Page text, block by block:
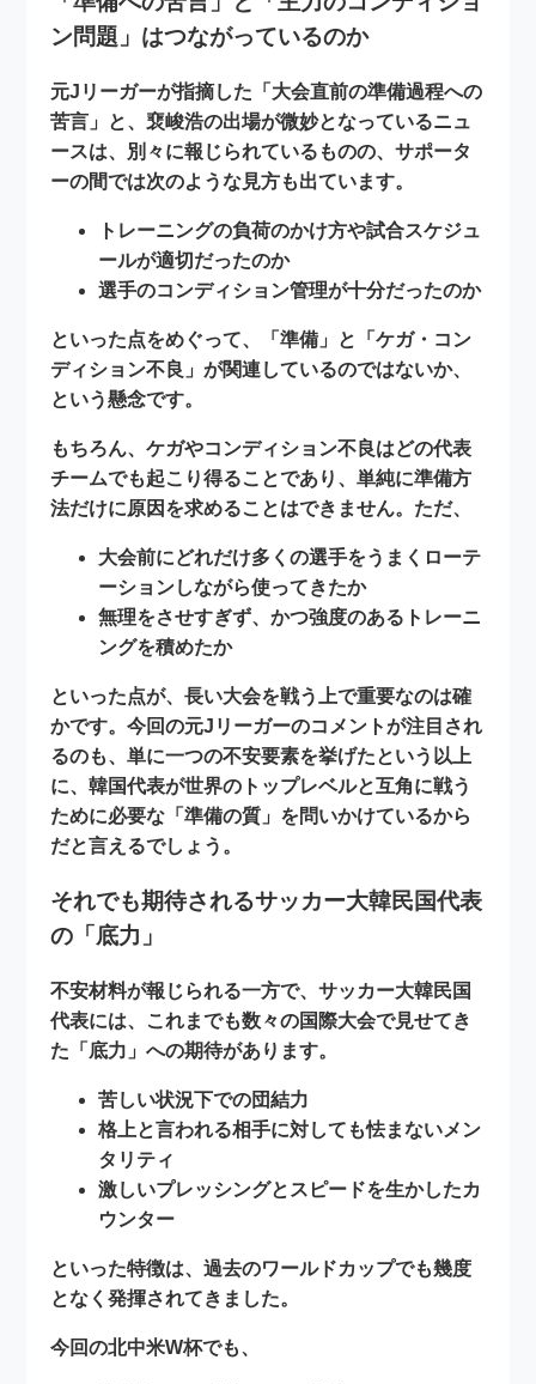
ン問題」はつながっているのか
元Jリーガーが指摘した 「大会直前の準備過程への
苦言」 と、裵峻浩の出場が微妙となっているニュ
ースは、別々に報じられているものの、サポータ
ーの間では次のような見方も出ています。
トレーニングの負荷のかけ方や試合スケジュ
ールが適切だったのか
選手のコンディション管理が十分だったのか
といった点をめぐって、「準備」と「ケガ・コン
ディション不良」が関連しているのではないか、
という懸念です。
もちろん、ケガやコンディション不良はどの代表
チームでも起こり得ることであり、単純に準備方
法だけに原因を求めることはできません。ただ、
大会前にどれだけ多くの選手をうまくローテ
ーションしながら使ってきたか
無理をさせすぎず、かつ強度のあるトレーニ
ングを積めたか
といった点が、長い大会を戦う上で重要なのは確
かです。今回の元Jリーガーのコメントが注目され
るのも、単に一つの不安要素を挙げたという以上
に、韓国代表が世界のトップレベルと互角に戦う
ために必要な「準備の質」を問いかけているから
だと言えるでしょう。
それでも期待されるサッカー大韓民国代表
の「底力」
不安材料が報じられる一方で、サッカー大韓民国
代表には、これまでも数々の国際大会で見せてき
た 「底力」への期待があります。
苦しい状況下での団結力
格上と言われる相手に対しても怯まないメン
タリティ
激しいプレッシングとスピードを生かしたカ
ウンター
といった特徴は、過去のワールドカップでも幾度
となく発揮されてきました。
今回の北中米W杯でも、